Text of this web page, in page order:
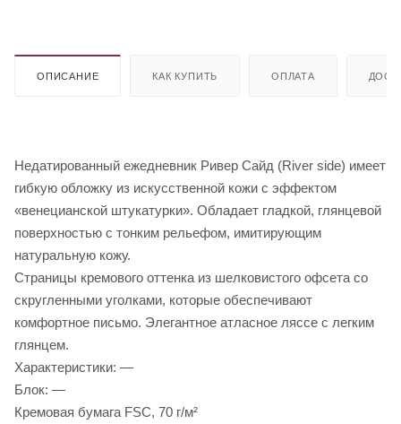
ОПИСАНИЕ КАК КУПИТЬ ОПЛАТА
Недатированный ежедневник Ривер Сайд (River side) имеет
гибкую обложку из искусственной кожи с эффектом
«венецианской штукатурки». Обладает гладкой, глянцевой
поверхностью с тонким рельефом, имитирующим
натуральную кожу.
Страницы кремового оттенка из шелковистого офсета со
скругленными уголками, которые обеспечивают
комфортное письмо. Элегантное атласное ляссе с легким
глянцем.
Характеристики: —
Блок: —
Кремовая бумага FSC, 70 г/м²